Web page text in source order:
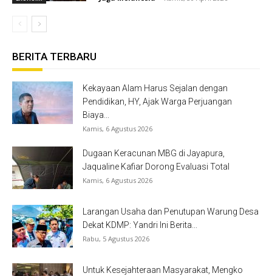
BERITA TERBARU
Kekayaan Alam Harus Sejalan dengan
Pendidikan, HY, Ajak Warga Perjuangan
Biaya...
Kamis, 6 Agustus 2026
Dugaan Keracunan MBG di Jayapura,
Jaqualine Kafiar Dorong Evaluasi Total
Kamis, 6 Agustus 2026
Larangan Usaha dan Penutupan Warung Desa
Dekat KDMP: Yandri Ini Berita...
Rabu, 5 Agustus 2026
Untuk Kesejahteraan Masyarakat, Mengko